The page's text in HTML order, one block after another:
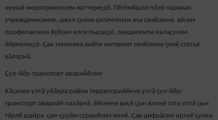
нумай мероприятисем ирттереççӗ. Пӗтӗмӗшле пӗлӳ паракан
учрежденисенче, шкул çулне çитичченхи ача сачӗсенче вӗсем
профилактика ӗҫӗсем илсе пыраççӗ, лекцисемпе калаҫусем
йӗркелеҫҫӗ. Çак тематика енӗпе интернет сечӗсенче ҫичӗ статья
кӑларнӑ.
Çул-йӗр-транспорт аварийӗсем
Кӑҫалхи ултӑ уйӑхра район территорийӗнче ултă ҫул-йӗр-
транспорт аварийӗ палăрнă. Вӗсенче виҫӗ ҫын вилнӗ тата ултӑ çын
тӗрлӗ шайра çан-çурăм суранӗсем илнӗ. Ҫак цифрӑсем иртнӗ çулхи